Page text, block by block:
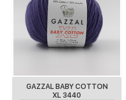
GAZZAL BABY COTTON
XL 3440